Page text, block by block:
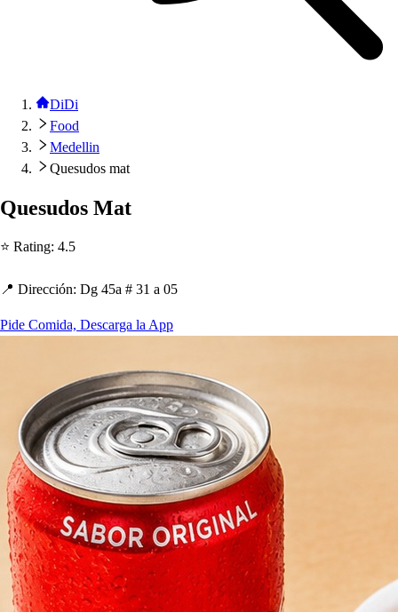
DiDi
Food
Medellin
Quesudos mat
Quesudos Mat
⭐ Rating: 4.5
📍 Dirección: Dg 45a # 31 a 05
Pide Comida, Descarga la App